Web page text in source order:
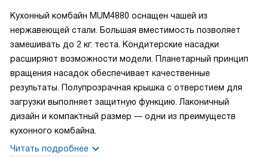
Кухонный комбайн MUM4880 оснащен чашей из
нержавеющей стали. Большая вместимость позволяет
замешивать до 2 кг. теста. Кондитерские насадки
расширяют возможности модели. Планетарный принцип
вращения насадок обеспечивает качественные
результаты. Полупрозрачная крышка с отверстием для
загрузки выполняет защитную функцию. Лаконичный
дизайн и компактный размер — одни из преимуществ
кухонного комбайна.
Читать подробнее